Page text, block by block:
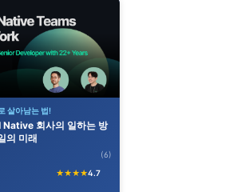
살아남는 법!
회사의 일하는 방
의 미래
★★★★4.7
(6)